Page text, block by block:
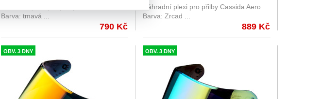
přípravou pro Pinlock
Barva: tmavá...
790 Kč
červené REVO) s přípravou pro
Pinlock
Náhradní plexi pro přilby Cassida Aero
Barva: Zrcad ...
889 Kč
OBV. 3 DNY OBV. 3 DNY